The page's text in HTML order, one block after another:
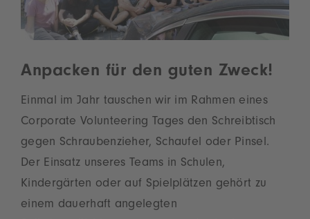
Anpacken für den guten Zweck!
Einmal im Jahr tauschen wir im Rahmen eines
Corporate Volunteering Tages den Schreibtisch
gegen Schraubenzieher, Schaufel oder Pinsel.
Der Einsatz unseres Teams in Schulen,
Kindergärten oder auf Spielplätzen gehört zu
einem dauerhaft angelegten